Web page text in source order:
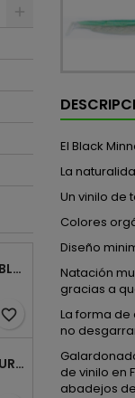
AGR SHAKY HEAD BLACK 4PK
favorite_border
ASARI ANZUELO CURVO CAROLINA WORM
El Black
La
Un vinilo de
Colores
Diseño
Natación
gracias a
La forma
no
de vinilo en
abadejos